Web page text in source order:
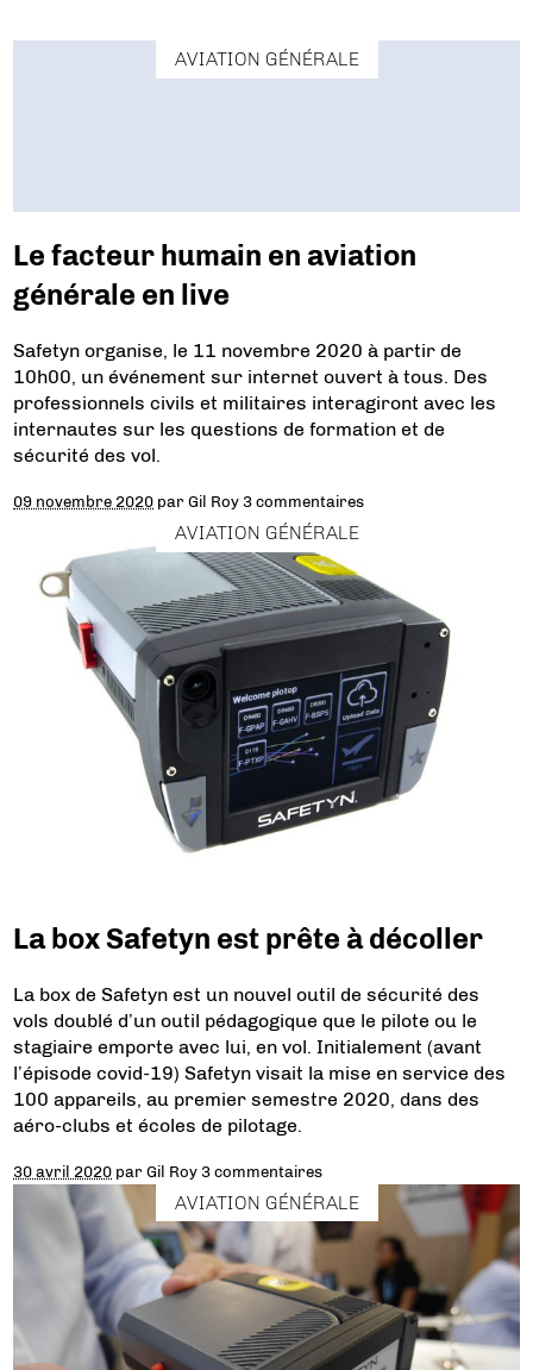
AVIATION GÉNÉRALE
Le facteur humain en aviation
générale en live
Safetyn organise, le 11 novembre 2020 à partir de
10h00, un événement sur internet ouvert à tous. Des
professionnels civils et militaires interagiront avec les
internautes sur les questions de formation et de
sécurité des vol.
09 novembre 2020 parGil Roy 3 commentaires
AVIATION GÉNÉRALE
La box Safetyn est prête à décoller
La box de Safetyn est un nouvel outil de sécurité des
vols doublé d’un outil pédagogique que le pilote ou le
stagiaire emporte avec lui, en vol. Initialement (avant
l’épisode covid-19) Safetyn visait la mise en service des
100 appareils, au premier semestre 2020, dans des
aéro-clubs et écoles de pilotage.
30 avril 2020 parGil Roy 3 commentaires
AVIATION GÉNÉRALE